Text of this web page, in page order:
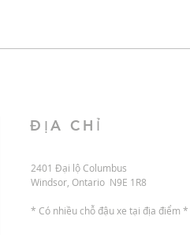
ĐỊA CHỈ
2401 Đại lộ Columbus
Windsor, Ontario N9E 1R8
* Có nhiều chỗ đậu xe tại địa điểm *